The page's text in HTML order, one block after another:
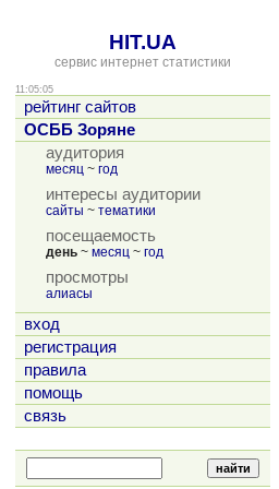
HIT.UA
сервис интернет статистики
11:05:05
рейтинг сайтов
ОСББ Зоряне
аудитория
месяц ~ год
интересы аудитории
сайты ~ тематики
посещаемость
день ~ месяц ~ год
просмотры
алиасы
вход
регистрация
правила
помощь
связь